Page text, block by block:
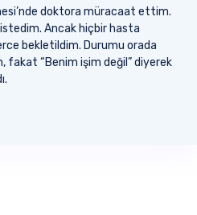
doktora müracaat ettim.
Ancak hiçbir hasta
bekletildim. Durumu orada
fakat “Benim işim değil” diyerek